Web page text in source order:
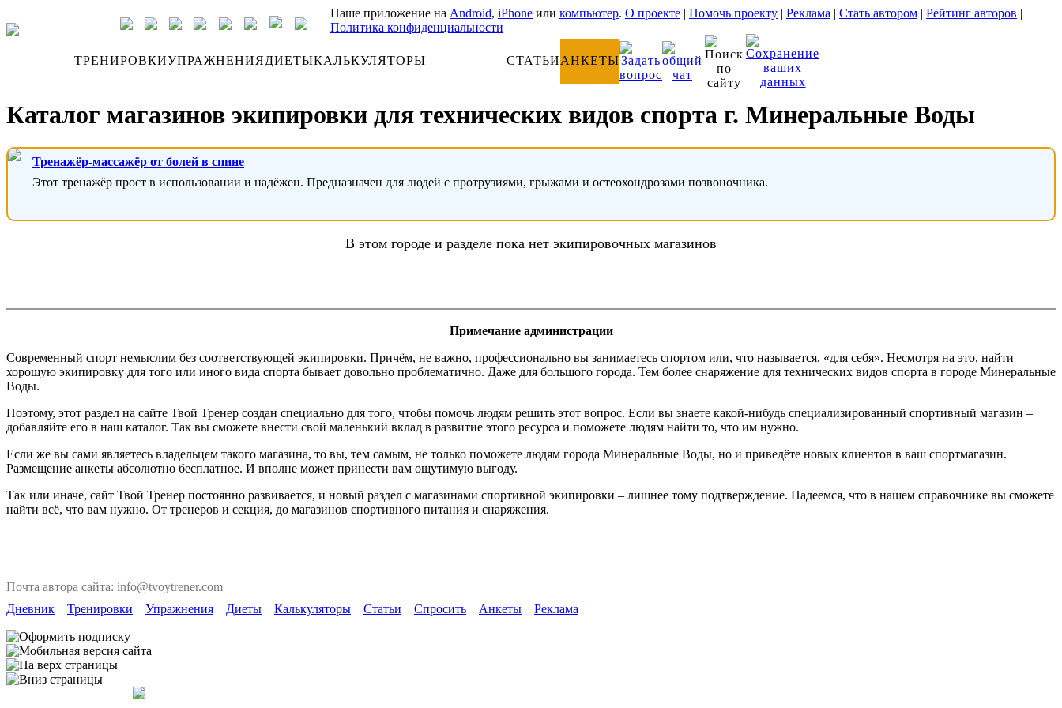
Наше приложение на Android, iPhone или компьютер. О проекте | Помочь проекту | Реклама | Стать автором | Рейтинг авторов |
Политика конфиденциальности
ТРЕНИРОВКИУПРАЖНЕНИЯДИЕТЫКАЛЬКУЛЯТОРЫ СТАТЬИАНКЕТЫ
Каталог магазинов экипировки для технических видов спорта г. Минеральные Воды
Тренажёр-массажёр от болей в спине
Этот тренажёр прост в использовании и надёжен. Предназначен для людей с протрузиями, грыжами и остеохондрозами позвоночника.
В этом городе и разделе пока нет экипировочных магазинов
Примечание администрации
Современный спорт немыслим без соответствующей экипировки. Причём, не важно, профессионально вы занимаетесь спортом или, что называется, «для себя». Несмотря на это, найти
хорошую экипировку для того или иного вида спорта бывает довольно проблематично. Даже для большого города. Тем более снаряжение для технических видов спорта в городе Минеральные
Воды.
Поэтому, этот раздел на сайте Твой Тренер создан специально для того, чтобы помочь людям решить этот вопрос. Если вы знаете какой-нибудь специализированный спортивный магазин –
добавляйте его в наш каталог. Так вы сможете внести свой маленький вклад в развитие этого ресурса и поможете людям найти то, что им нужно.
Если же вы сами являетесь владельцем такого магазина, то вы, тем самым, не только поможете людям города Минеральные Воды, но и приведёте новых клиентов в ваш спортмагазин.
Размещение анкеты абсолютно бесплатное. И вполне может принести вам ощутимую выгоду.
Так или иначе, сайт Твой Тренер постоянно развивается, и новый раздел с магазинами спортивной экипировки – лишнее тому подтверждение. Надеемся, что в нашем справочнике вы сможете
найти всё, что вам нужно. От тренеров и секция, до магазинов спортивного питания и снаряжения.
Почта автора сайта: info@tvoytrener.com
Дневник
Тренировки Упражнения Диеты Калькуляторы Статьи Спросить Анкеты Реклама